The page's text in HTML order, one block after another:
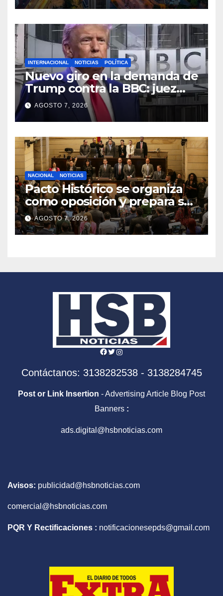
INTERNACIONAL NOTICIAS POLÍTICA
Nuevo giro en la demanda de
Trump contra la BBC: juez
congela entrega de registros
financieros
AGOSTO 7, 2026
NACIONAL NOTICIAS
Pacto Histórico se organiza
como oposición y prepara su
agenda frente al Gobierno
de Abelardo de la Espriella
AGOSTO 7, 2026
Facebook
Twitter
Instagram
Contáctanos: 3138282538 - 3138284745
Post or Link Insertion - Advertising Article Blog Post
Banners :
ads.digital@hsbnoticias.com
Avisos: publicidad@hsbnoticias.com
comercial@hsbnoticias.com
PQR Y Rectificaciones : notificacionesepds@gmail.com